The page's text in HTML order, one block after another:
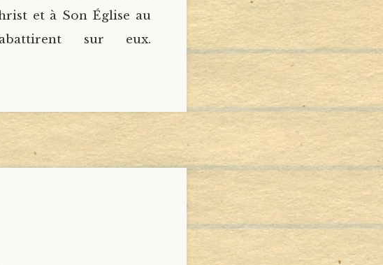
et à Son Église au
sur eux.